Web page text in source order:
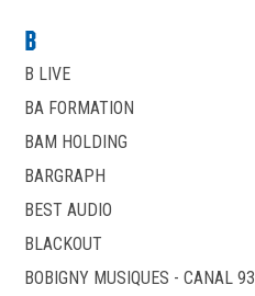
B
B LIVE
BA FORMATION
BAM HOLDING
BARGRAPH
BEST AUDIO
BLACKOUT
BOBIGNY MUSIQUES - CANAL 93